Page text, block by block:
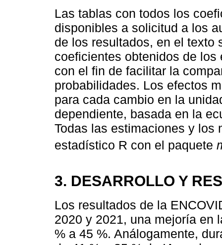
Las tablas con todos los
disponibles a solicitud a los
de los resultados, en el texto
coeficientes obtenidos de
con el fin de facilitar la
probabilidades. Los efectos
para cada cambio en la
dependiente, basada en la
Todas las estimaciones y los
estadístico R con el paquete
3. DESARROLLO Y
Los resultados de la
2020 y 2021, una mejoría en
% a 45 %. Análogamente,